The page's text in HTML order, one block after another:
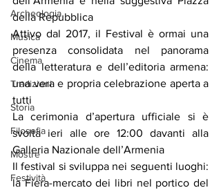
Archeologia
Musica
Cinema
Tradizioni
Storia
Filosofia
Mostre
Festività
della Repubblica
Attivo dal 2017, il Festival è ormai una
presenza consolidata nel panorama
della letteratura e dell’editoria armena:
una vera e propria celebrazione aperta a
tutti
La cerimonia d’apertura ufficiale si è
svolta ieri alle ore 12:00 davanti alla
Galleria Nazionale dell’Armenia
Il festival si sviluppa nei seguenti luoghi:
la Fiera-mercato dei libri nel portico del